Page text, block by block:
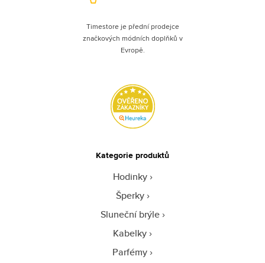
Timestore je přední prodejce
značkových módních doplňků v
Evropě.
Kategorie produktů
Hodinky
Šperky
Sluneční brýle
Kabelky
Parfémy